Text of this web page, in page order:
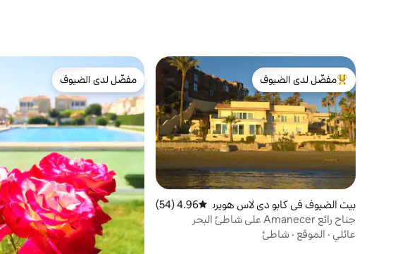
من أبرز البيوت المفضّلة لدى الضيوف
مفضّل لدى الضيوف
بيت الضيوف في كابو دي لاس هويرت
اس
متوسط التقييم 4.96 من 5، 54 مراجعات
4.96 (54)
جناح رائع Amanecer على شاطئ البحر
عائلي · الموقع · شاطئ
مفضّل لدى الضيوف
مفضّل لدى الضيوف